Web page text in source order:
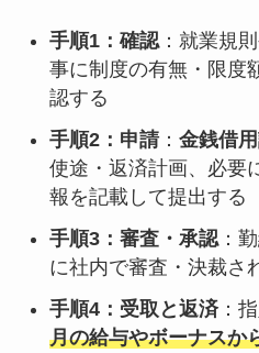
手順1：確認：就業規
事に制度の有無・限度
認する
手順2：申請： 金銭借
使途・返済計画、必要
報を記載して提出する
手順3：審査・承認：
に社内で審査・決裁さ
手順4：受取と返済：
月の給与やボーナスか